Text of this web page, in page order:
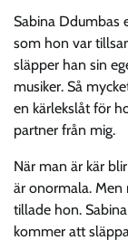
Sabina Ddumbas
som hon var
släpper han sin
musiker. Så
en kärlekslåt för
partner från mig.
När man är kär
är onormala. Men
tillade hon.
kommer att